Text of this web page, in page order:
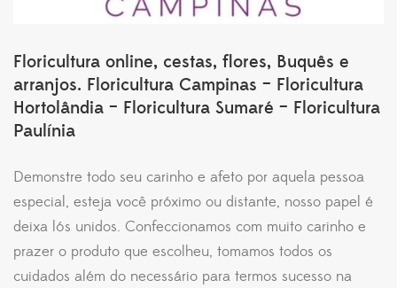
Floricultura online, cestas, flores, Buquês e
arranjos. Floricultura Campinas – Floricultura
Hortolândia – Floricultura Sumaré – Floricultura
Paulínia
Demonstre todo seu carinho e afeto por aquela pessoa
especial, esteja você próximo ou distante, nosso papel é
deixa lós unidos. Confeccionamos com muito carinho e
prazer o produto que escolheu, tomamos todos os
cuidados além do necessário para termos sucesso na